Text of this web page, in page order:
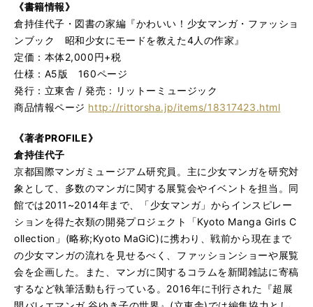
《書籍情報》
倉持佳代子・図書の家編『かわいい！少女マンガ・ファッショ
ンブック 昭和少女にモードを教えた4人の作家』
定価：本体2,000円+税
仕様：A5版 160ページ
発行：立東舎 / 発売：リットーミュージック
商品情報ページ http://rittorsha.jp/items/18317423.html
《著者PROFILE》
倉持佳代子
京都国際マンガミュージアム研究員。主に少女マンガを研究対
象として、多数のマンガに関する展覧会やイベントを担当。同
館では2011~2014年まで、「少女マンガ」からインスピレー
ションを得た衣類の開発プロジェクト「Kyoto Manga Girls C
ollection」(略称;Kyoto MaGiC)に携わり、戦前から現在まで
の少女マンガの流れを見せるべく、ファッションショーや展覧
会を企画した。また、マンガに関するコラムを新聞雑誌に寄稿
するなど執筆活動も行っている。2016年に刊行された『超展